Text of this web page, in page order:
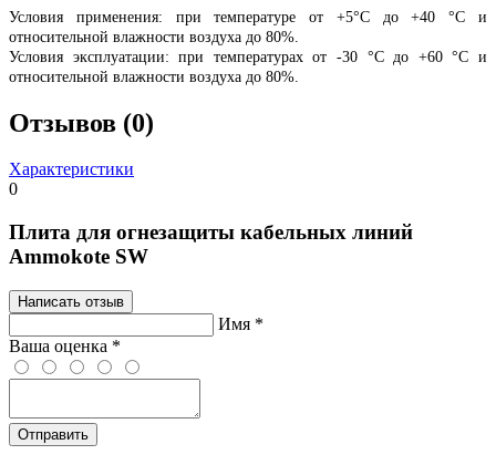
Условия применения: при температуре от +5°С до +40 °С и
относительной влажности воздуха до 80%.
Условия эксплуатации: при температурах от -30 °С до +60 °С и
относительной влажности воздуха до 80%.
Отзывов (0)
Характеристики
0
Плита для огнезащиты кабельных линий
Ammokote SW
Написать отзыв
Имя *
Ваша оценка *
Отправить